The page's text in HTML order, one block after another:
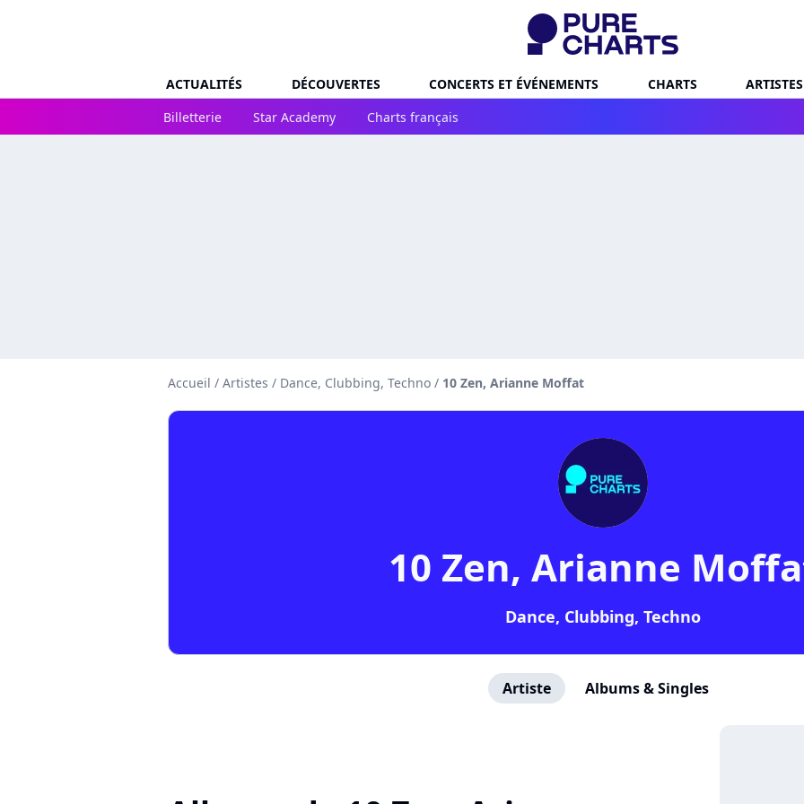
ACTUALITÉS DÉCOUVERTES CONCERTS ET ÉVÉNEMENTS CHARTS
ARTISTES
Billetterie
Star Academy Charts français
Accueil / Artistes / Dance, Clubbing, Techno / 10 Zen, Arianne Moffat
10 Zen, Arianne
Dance, Clubbing, Techno
Artiste Albums & Singles